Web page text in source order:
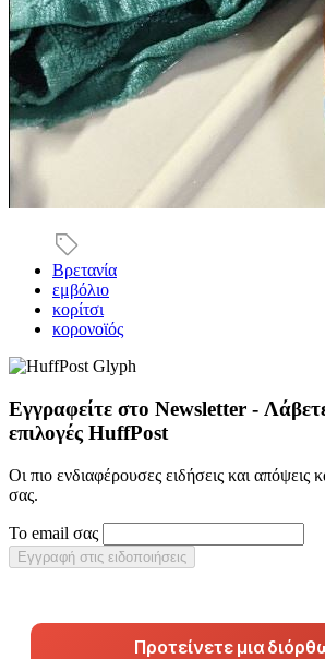
Βρετανία
εμβόλιο
κορίτσι
κορονοϊός
Εγγραφείτε στο Newsletter -
επιλογές HuffPost
Οι πιο ενδιαφέρουσες ειδήσεις και απόψεις
σας.
Το email σας
Εγγραφή στις ειδοποιήσεις
Προτείνετε μια